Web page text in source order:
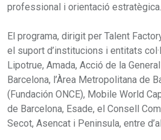
professional i orientació estratègica.
El programa, dirigit per Talent
el suport d’institucions i entitats
Lipotrue, Amada, Acció de la
Barcelona, l’Àrea Metropolitana de
(Fundación ONCE), Mobile World
de Barcelona, Esade, el Consell
Secot, Asencat i Peninsula, entre